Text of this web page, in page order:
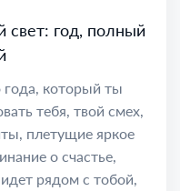
свет: год, полный
года, который ты
тебя, твой смех,
плетущие яркое
о счастье,
рядом с тобой,